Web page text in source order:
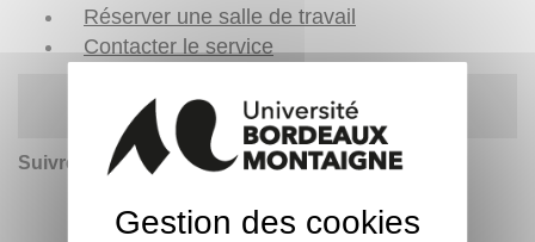
Réserver une salle de travail
Contacter le service
Règles d'usage des bibliothèques
Suivre l'actualité des BU :
Gestion des cookies